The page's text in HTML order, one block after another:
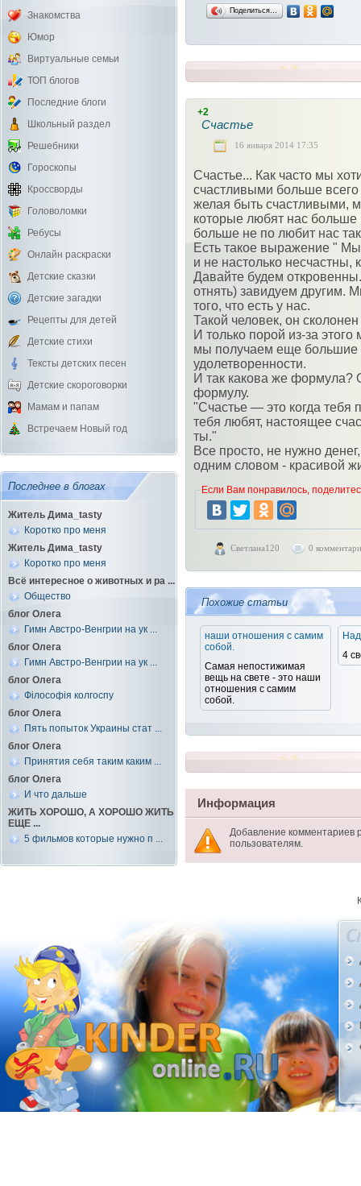
Знакомства
Юмор
Виртуальные семьи
ТОП блогов
Последние блоги
Школьный раздел
Решебники
Гороскопы
Кроссворды
Головоломки
Ребусы
Онлайн раскраски
Детские сказки
Детские загадки
Рецепты для детей
Детские стихи
Тексты детских песен
Детские скороговорки
Мамам и папам
Встречаем Новый год
Последнее в блогах
Житель Дима_tasty
Коротко про меня
Житель Дима_tasty
Коротко про меня
Всё интересное о животных и ра ...
Общество
блог Олега
Гимн Австро-Венгрии на ук ...
блог Олега
Гимн Австро-Венгрии на ук ...
блог Олега
Філософія колгоспу
блог Олега
Пять попыток Украины стат ...
блог Олега
Принятия себя таким каким ...
блог Олега
И что дальше
ЖИТЬ ХОРОШО, А ХОРОШО ЖИТЬ
ЕЩЕ ...
5 фильмов которые нужно п ...
Поделиться…
+2
Счастье
16 января 2014 17:35
Счастье... Как часто мы
счастливыми больше
желая быть счастливыми,
которые любят нас больше
больше не по любит нас
Есть такое выражение "
и не настолько несчастны,
Давайте будем
отнять) завидуем другим.
того, что есть у нас.
Такой человек, он
И только порой из-за
мы получаем еще большие
удолетворенности.
И так какова же формула?
формулу.
"Счастье — это когда тебя
тебя любят, настоящее
ты."
Все просто, не нужно
одним словом - красивой
Если Вам понравилось,
Светлана120 0
Похожие статьи
наши отношения с самим
собой.
Самая непостижимая
вещь на свете - это наши
отношения с самим
собой.
4
Информация
Добавление комментариев
пользователям.